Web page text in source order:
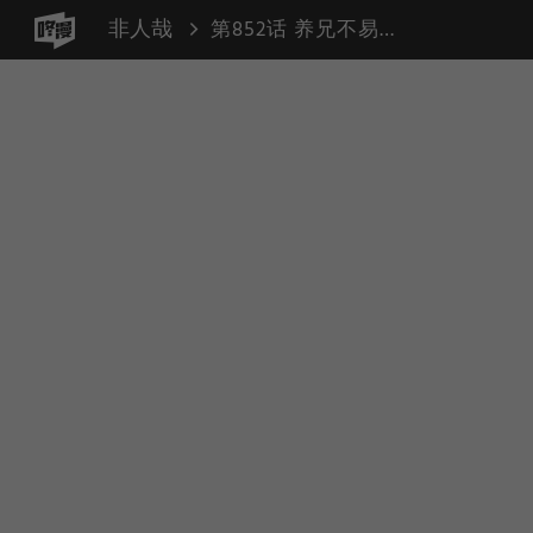
非人哉 第852话 养兄不易，可以退养吗？